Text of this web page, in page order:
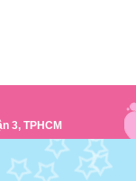
3, TPHCM